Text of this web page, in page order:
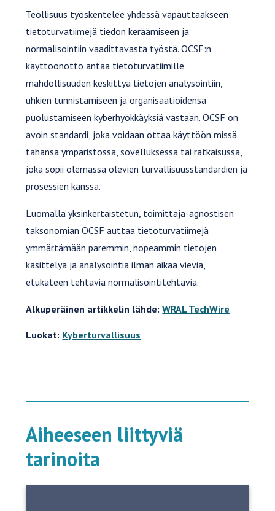
Teollisuus työskentelee yhdessä vapauttaakseen
tietoturvatiimejä tiedon keräämiseen ja
normalisointiin vaadittavasta työstä. OCSF:n
käyttöönotto antaa tietoturvatiimille
mahdollisuuden keskittyä tietojen analysointiin,
uhkien tunnistamiseen ja organisaatioidensa
puolustamiseen kyberhyökkäyksiä vastaan. OCSF on
avoin standardi, joka voidaan ottaa käyttöön missä
tahansa ympäristössä, sovelluksessa tai ratkaisussa,
joka sopii olemassa olevien turvallisuusstandardien ja
prosessien kanssa.
Luomalla yksinkertaistetun, toimittaja-agnostisen
taksonomian OCSF auttaa tietoturvatiimejä
ymmärtämään paremmin, nopeammin tietojen
käsittelyä ja analysointia ilman aikaa vieviä,
etukäteen tehtäviä normalisointitehtäviä.
Alkuperäinen artikkelin lähde:WRAL TechWire
Luokat: Kyberturvallisuus
Aiheeseen liittyviä
tarinoita